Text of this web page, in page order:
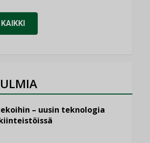
– uusin teknologia